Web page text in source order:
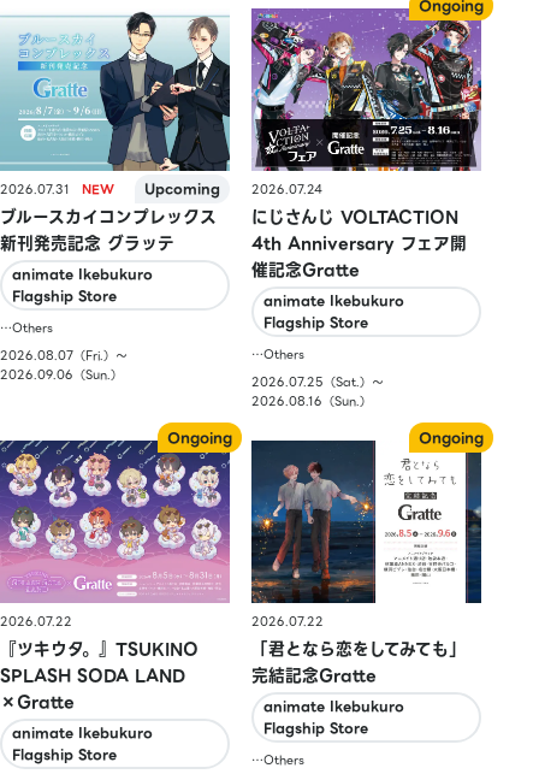
2026.07.31
ブルースカイコンプレックス
新刊発売記念 グラッテ
animate Ikebukuro
Flagship Store
…Others
2026.08.07（Fri.）〜
2026.09.06（Sun.）
2026.07.24
にじさんじ VOLTACTION
4th Anniversary フェア開
催記念Gratte
animate Ikebukuro
Flagship Store
…Others
2026.07.25（Sat.）〜
2026.08.16（Sun.）
2026.07.22
『ツキウタ。』TSUKINO
SPLASH SODA LAND
×Gratte
animate Ikebukuro
Flagship Store
2026.07.22
「君となら恋をしてみても」
完結記念Gratte
animate Ikebukuro
Flagship Store
…Others